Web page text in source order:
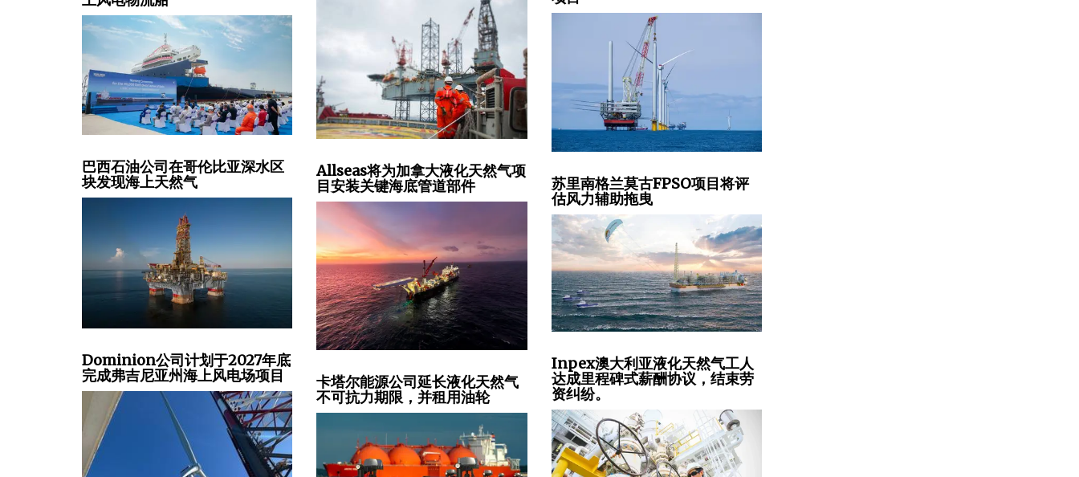
巴西石油公司在哥伦比亚深水区
块发现海上天然气
Dominion公司计划于2027年底
完成弗吉尼亚州海上风电场项目
Allseas将为加拿大液化天然气项
目安装关键海底管道部件
卡塔尔能源公司延长液化天然气
不可抗力期限，并租用油轮
苏里南格兰莫古FPSO项目将评
估风力辅助拖曳
Inpex澳大利亚液化天然气工人
达成里程碑式薪酬协议，结束劳
资纠纷。